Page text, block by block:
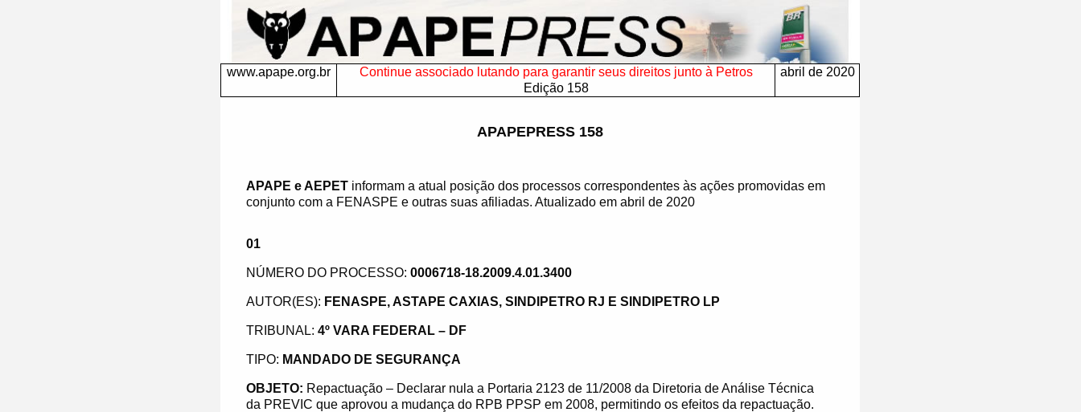
www.apape.org.br
Continue associado lutando para garantir seus direitos junto à Petros
Edição 158
abril de 2020
APAPEPRESS 158
APAPE e AEPET informam a atual posição dos processos correspondentes às ações promovidas em
conjunto com a FENASPE e outras suas afiliadas. Atualizado em abril de 2020
01
NÚMERO DO PROCESSO: 0006718-18.2009.4.01.3400
AUTOR(ES): FENASPE, ASTAPE CAXIAS, SINDIPETRO RJ E SINDIPETRO LP
TRIBUNAL: 4º VARA FEDERAL – DF
TIPO: MANDADO DE SEGURANÇA
OBJETO: Repactuação – Declarar nula a Portaria 2123 de 11/2008 da Diretoria de Análise Técnica
da PREVIC que aprovou a mudança do RPB PPSP em 2008, permitindo os efeitos da repactuação.